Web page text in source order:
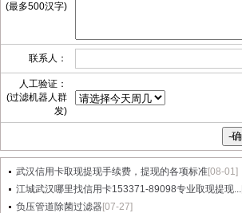
(最多500汉字)
联系人：
人工验证：
(过滤机器人群
发)
武汉信用卡取现提现手续费，提现的各项标准[08-01]
江城武汉哪里找信用卡153371-89098专业取现提现...
负压管道除菌过滤器[07-27]